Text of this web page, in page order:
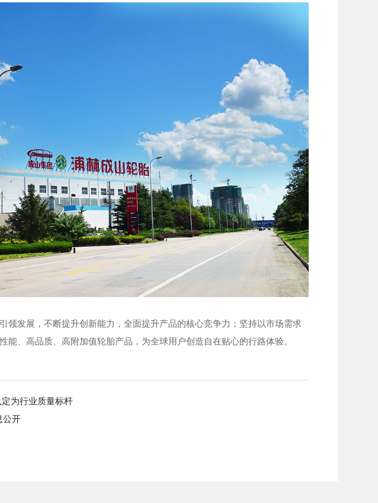
发展，不断提升创新能力，全面提升产品的核心竞争力；坚持以市场需求
能、高品质、高附加值轮胎产品，为全球用户创造自在贴心的行路体验。
为行业质量标杆
公开